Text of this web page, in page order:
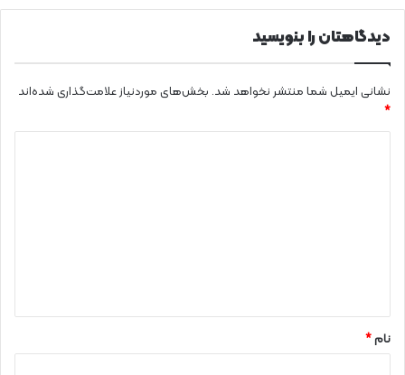
دیدگاهتان را بنویسید
نشانی ایمیل شما منتشر نخواهد شد. بخش‌های موردنیاز علامت‌گذاری شده‌اند
*
نام*